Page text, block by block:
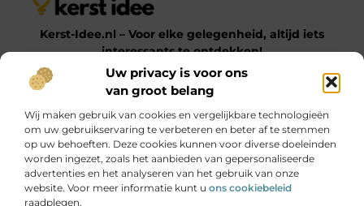
Uw privacy is voor ons
van groot belang
Wij maken gebruik van cookies en vergelijkbare technologieën
om uw gebruikservaring te verbeteren en beter af te stemmen
op uw behoeften. Deze cookies kunnen voor diverse doeleinden
worden ingezet, zoals het aanbieden van gepersonaliseerde
advertenties en het analyseren van het gebruik van onze
website. Voor meer informatie kunt u ons cookiebeleid
raadplegen.
Kerst-Idee.nl – Voor elke gelegenheid, altijd iets
interessants te ontdekken!
Op Kerst-Idee.nl vind je een gevarieerde verzameling
blogs en artikelen over uiteenlopende onderwerpen.
Van praktische tips tot inspirerende ideeën – laat je
verrassen door onze diverse en informatieve content!
Onze informatie